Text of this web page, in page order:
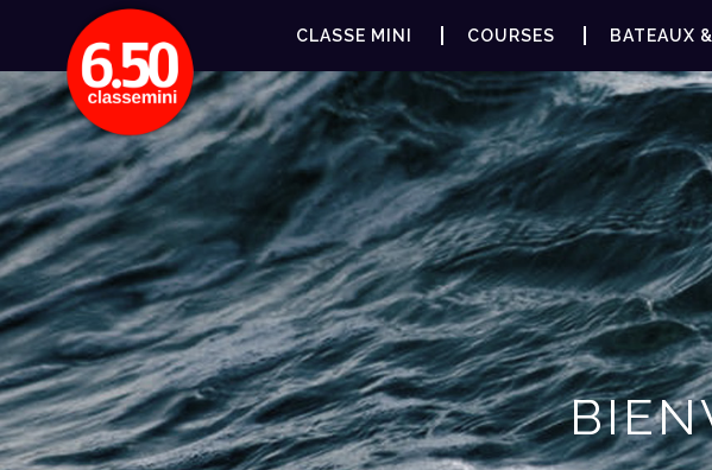
CLASSE MINI COURSES BATEAUX